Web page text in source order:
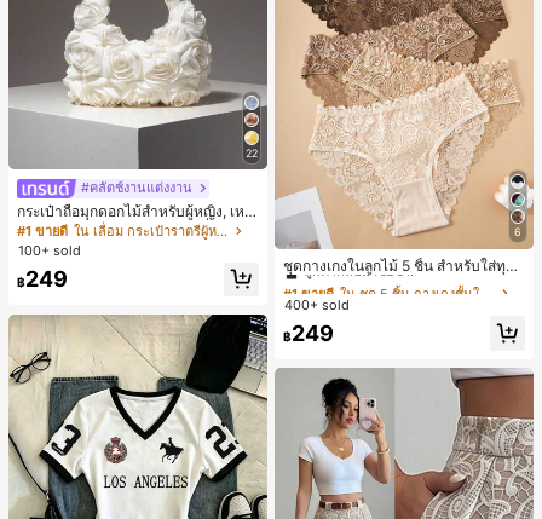
22
#คลัตช์งานแต่งงาน
กระเป๋าถือมุกดอกไม้สำหรับผู้หญิง, เหม
าะสำหรับชุดราตรี, ชุดบอล, เครื่องประ
ดับงานแต่งงาน, กระเป๋าสตางค์สุภาพส
สุ่ม)
#1 ขายดี
ใน เลื่อม กระเป๋าราตรีผู้หญิง
100+ sold
฿249
6
ชุดกางเกงในลูกไม้ 5 ชิ้น สำหรับใส่ทุกวั
น
#1 ขายดี
ลูกค้ากลับมาซื้อซ้ำ!
#1 ขายดี
ลูกค้ากลับมาซื้อซ้ำ!
#1 ขายดี
ลูกค้ากลับมาซื้อซ้ำ!
#1 ขายดี
400+ sold
฿249